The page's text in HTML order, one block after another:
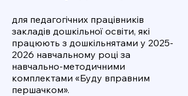
для педагогічних працівників
закладів дошкільної освіти, які
працюють з дошкільнятами у 2025-
2026 навчальному році за
навчально-методичними
комплектами «Буду вправним
першачком».